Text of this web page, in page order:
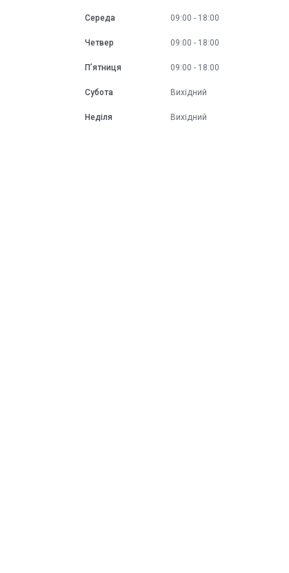
Середа 09:00 18:00
Четвер 09:00 18:00
Пʼятниця 09:00 18:00
Субота Вихідний
Неділя Вихідний